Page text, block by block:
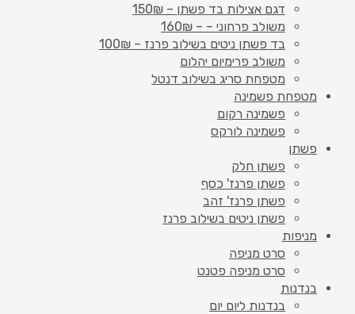
דגם אצילות בד פשתן – 150₪
משולב פרחוני – – 160₪
בד פשתן ניטים בשילוב פרנז – 100₪
משולב פרימיום יהלום
מטפחת סריג בשילוב דנטל
מטפחת פשמינה
פשמינה רקום
פשמינה לורקס
פשתן
פשתן חלק
פשתן פרנז' כסף
פשתן פרנז' זהב
פשתן ניטים בשילוב פרנז
מניפות
סרט מניפה
סרט מניפה פטנט
בנדנות
בנדנות ליום יום